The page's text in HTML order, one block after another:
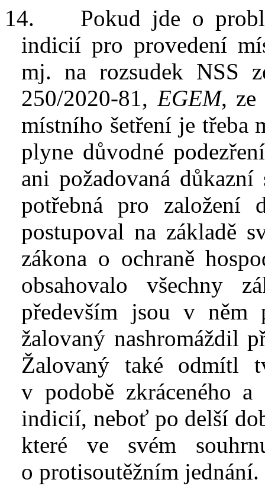
14.
Pokud jde o
indicií pro provedení
mj. na rozsudek NSS
250/2020-81, EGEM, ze
místního šetření je třeba
plyne důvodné
anipožadovaná důkazní
potřebná pro založení
postupoval na základě
zákona o ochraně
obsahovalo všechny
především jsou v něm
žalovaný nashromáždil
Žalovaný také odmítl
v podobě zkráceného a
indicií, neboť po delší
které ve svém
o protisoutěžním jednání.